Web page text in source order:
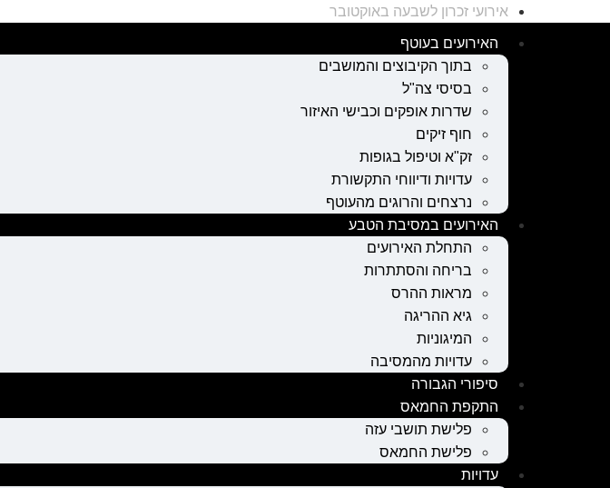
אירועי זכרון לשבעה באוקטובר
האירועים בעוטף
בתוך הקיבוצים והמושבים
בסיסי צה"ל
שדרות אופקים וכבישי האיזור
חוף זיקים
זק"א וטיפול בגופות
עדויות ודיווחי התקשורת
נרצחים והרוגים מהעוטף
האירועים במסיבת הטבע
התחלת האירועים
בריחה והסתתרות
מראות ההרס
גיא ההריגה
המיגוניות
עדויות מהמסיבה
סיפורי הגבורה
התקפת החמאס
פלישת תושבי עזה
פלישת החמאס
עדויות